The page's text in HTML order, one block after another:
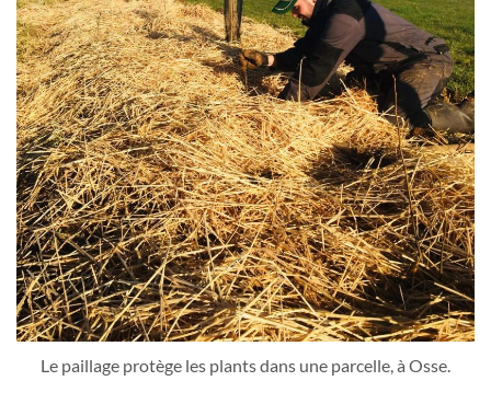
Le paillage protège les plants dans une parcelle, à Osse.